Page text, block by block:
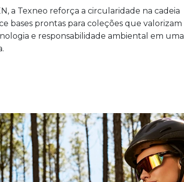
a Texneo reforça a circularidade na cadeia
bases prontas para coleções que valorizam
e responsabilidade ambiental em uma